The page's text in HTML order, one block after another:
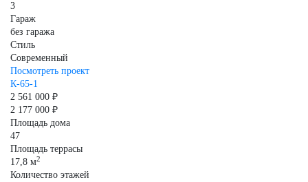
3
Гараж
без гаража
Стиль
Современный
Посмотреть проект
К-65-1
2 561 000 ₽
2 177 000 ₽
Площадь дома
47
Площадь террасы
17,8 м2
Количество этажей